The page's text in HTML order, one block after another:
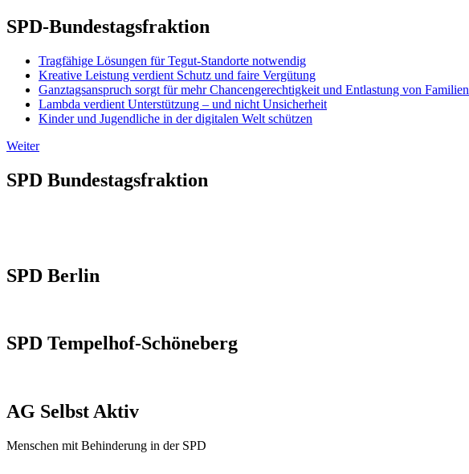
SPD-Bundestagsfraktion
Tragfähige Lösungen für Tegut-Standorte notwendig
Kreative Leistung verdient Schutz und faire Vergütung
Ganztagsanspruch sorgt für mehr Chancengerechtigkeit und Entlastung von Familien
Lambda verdient Unterstützung – und nicht Unsicherheit
Kinder und Jugendliche in der digitalen Welt schützen
Weiter
SPD Bundestagsfraktion
SPD Berlin
SPD Tempelhof-Schöneberg
AG Selbst Aktiv
Menschen mit Behinderung in der SPD